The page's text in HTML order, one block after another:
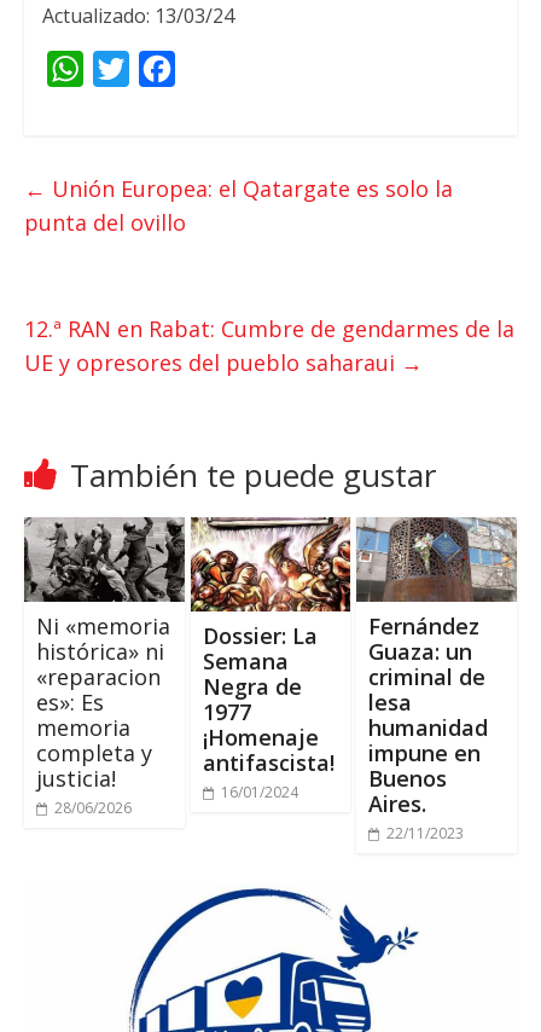
Actualizado: 13/03/24
W
t
s
p
t
t
b
k
← Unión Europea: el Qatargate es solo la
punta del ovillo
12.ª RAN en Rabat: Cumbre de gendarmes de la
UE y opresores del pueblo saharaui →
También te puede gustar
Ni «memoria
histórica» ni
«reparacion
es»: Es
memoria
completa y
justicia!
28/06/2026
Dossier: La
Semana
Negra de
1977
¡Homenaje
antifascista!
16/01/2024
Fernández
Guaza: un
criminal de
lesa
humanidad
impune en
Buenos
Aires.
22/11/2023